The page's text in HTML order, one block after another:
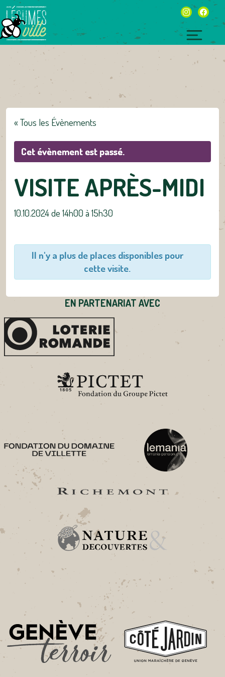
Skip
to
content
instagram
« Tous les Évènements
Cet évènement est passé.
VISITE APRÈS-MIDI
10.10.2024 de 14h00 à 15h30
Il n'y a plus de places disponibles pour
cette visite.
EN PARTENARIAT AVEC